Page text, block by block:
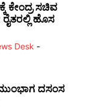
ಕೇಂದ್ರ ಸಚಿವ
ಹೊಸ
Desk -
ದಸಂಸ